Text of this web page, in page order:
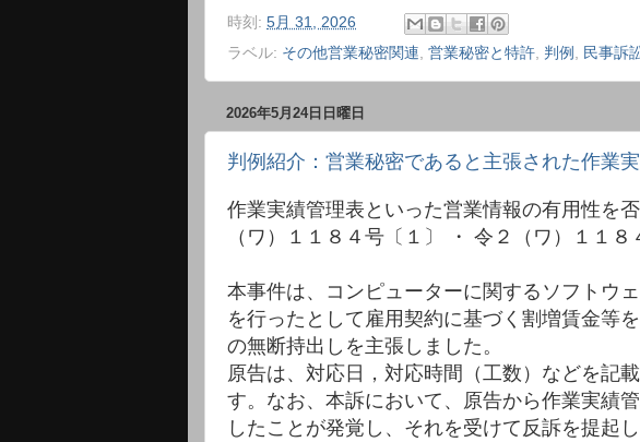
時刻: 5月 31, 2026
ラベル: その他営業秘密関連, 営業秘密と特許, 判例 , 民事訴
2026年5月24日日曜日
判例紹介：営業秘密であると主張された作業
作業実績管理表といった営業情報の有用性を
（ワ）１１８４号〔１〕 ・ 令２（ワ）１１８
本事件は、コンピューターに関するソフトウ
を行ったとして雇用契約に基づく割増賃金等
の無断持出しを主張しました。
原告は、対応日，対応時間（工数）などを記
す。なお、本訴において、原告から作業実績
したことが発覚し、それを受けて反訴を提起